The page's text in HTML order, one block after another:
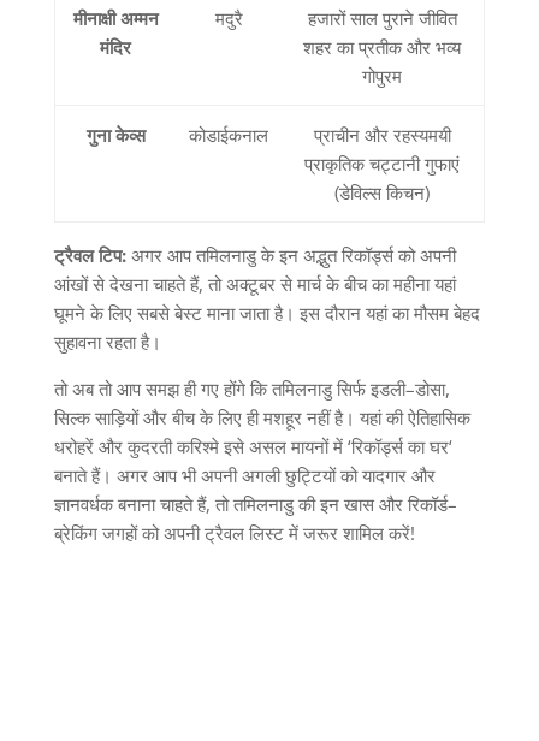
मीनाक्षी अम्मन
मंदिर
मदुरै
हजारों साल पुराने जीवित
शहर का प्रतीक और भव्य
गोपुरम
गुना केव्स कोडाईकनाल
प्राचीन और रहस्यमयी
प्राकृतिक चट्टानी गुफाएं
(डेविल्स किचन)
ट्रैवल टिप: अगर आप तमिलनाडु के इन अद्भुत रिकॉर्ड्स को अपनी
आंखों से देखना चाहते हैं, तो अक्टूबर से मार्च के बीच का महीना यहां
घूमने के लिए सबसे बेस्ट माना जाता है। इस दौरान यहां का मौसम बेहद
सुहावना रहता है।
तो अब तो आप समझ ही गए होंगे कि तमिलनाडु सिर्फ इडली–डोसा,
सिल्क साड़ियों और बीच के लिए ही मशहूर नहीं है। यहां की ऐतिहासिक
धरोहरें और कुदरती करिश्मे इसे असल मायनों में‘रिकॉर्ड्स का घर‘
बनाते हैं। अगर आप भी अपनी अगली छुट्टियों को यादगार और
ज्ञानवर्धक बनाना चाहते हैं, तो तमिलनाडु की इन खास और रिकॉर्ड–
ब्रेकिंग जगहों को अपनी ट्रैवल लिस्ट में जरूर शामिल करें!